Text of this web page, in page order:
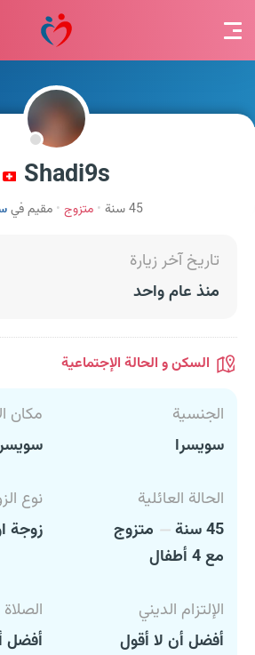
Shadi9s
45 سنة متزوج مقيم في
تاريخ آخر زيارة
منذ عام واحد
السكن و الحالة الإجتماعية
الجنسية
سويسرا
مكان
الحالة العائلية
45 سنة
متزوج
مع 4 أطفال
نوع
زوجة
الإلتزام الديني
أفضل أن لا أقول
الصلاة
أفضل